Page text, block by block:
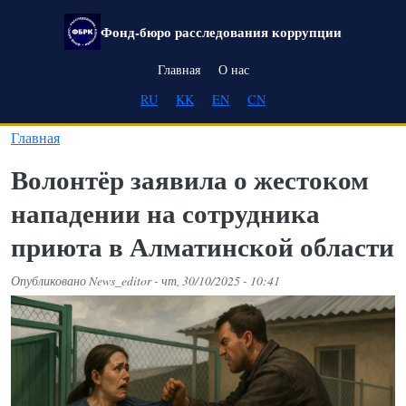
Перейти к основному содержанию
Фонд-бюро расследования коррупции
Main navigation
Главная
О нас
RU
KK EN CN
Главная
Волонтёр заявила о жестоком
нападении на сотрудника
приюта в Алматинской области
ОпубликованоNews_editor- чт, 30/10/2025 - 10:41